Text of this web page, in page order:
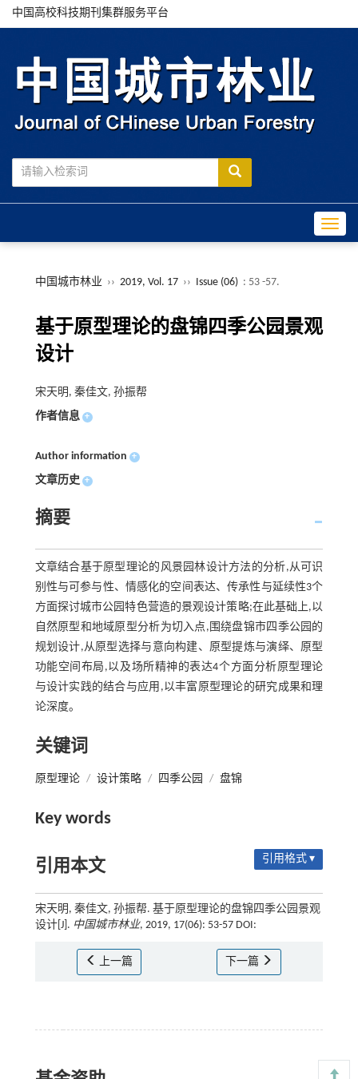
中国高校科技期刊集群服务平台
中国城市林业 ›› 2019, Vol. 17 ›› Issue (06) : 53 -57.
基于原型理论的盘锦四季公园景观
设计
宋天明, 秦佳文, 孙振帮
作者信息 +
Author information +
文章历史 +
摘要
文章结合基于原型理论的风景园林设计方法的分析,从可识
别性与可参与性、情感化的空间表达、传承性与延续性3个
方面探讨城市公园特色营造的景观设计策略;在此基础上,以
自然原型和地域原型分析为切入点,围绕盘锦市四季公园的
规划设计,从原型选择与意向构建、原型提炼与演绎、原型
功能空间布局,以及场所精神的表达4个方面分析原型理论
与设计实践的结合与应用,以丰富原型理论的研究成果和理
论深度。
关键词
原型理论 / 设计策略 / 四季公园 / 盘锦
Key words
引用本文 引用格式 ▾
宋天明, 秦佳文, 孙振帮. 基于原型理论的盘锦四季公园景观
设计[J]. 中国城市林业, 2019, 17(06): 53-57 DOI:
上一篇 下一篇